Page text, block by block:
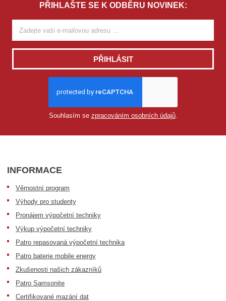
PŘIHLAŠTE SE K ODBĚRU NOVINEK:
PŘIHLÁSIT
Souhlasím se zpracováním osobních údajů.
INFORMACE
Věrnostní program
Výhody pro studenty
Pronájem výpočetní techniky
Výkup výpočetní techniky
Patro repasovaná výpočetní technika
Patro baterie mobile energy
Zkušenosti našich zákazníků
Patro Samsonite
Certifikované mazání dat